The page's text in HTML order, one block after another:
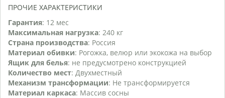
ПРОЧИЕ ХАРАКТЕРИСТИКИ
Гарантия: 12 мес
Максимальная нагрузка: 240 кг
Страна производства: Россия
Материал обивки: Рогожка, велюр или экокожа на выбор
Ящик для белья: не предусмотрено конструкцией
Количество мест: Двухместный
Механизм трансформации: Не трансформируется
Материал каркаса: Массив сосны